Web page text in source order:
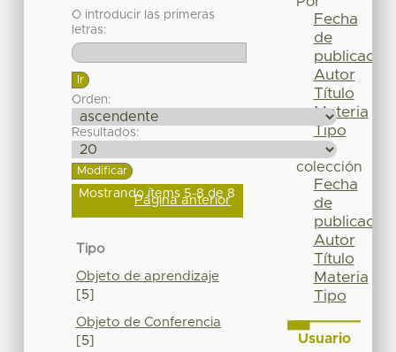
O introducir las primeras
letras:
Orden:
Resultados:
Mostrando ítems 5-8 de 8
Página anterior
Tipo
Objeto de aprendizaje
[5]
Objeto de Conferencia
[5]
Fecha
de
publicación
Autor
Título
Materia
Tipo
colección
Fecha
de
publicación
Autor
Título
Materia
Tipo
Usuario